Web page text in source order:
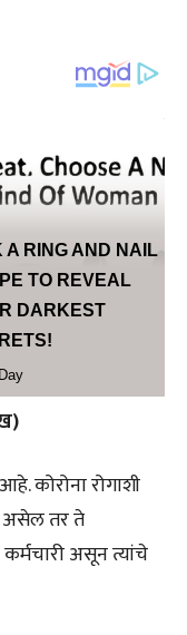
कोरोना रोगाशी
असेल तर ते
असून त्यांचे